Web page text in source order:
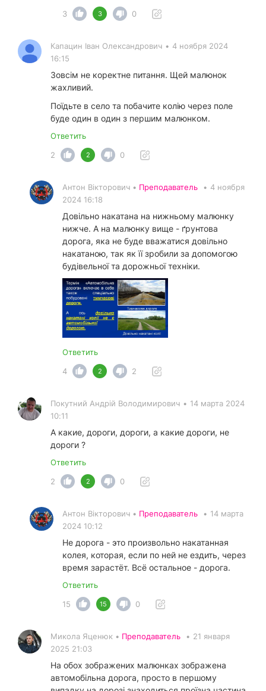
3
3 0
Капацин Іван Олександрович • 4 ноября 2024
16:15
Зовсім не коректне питання. Щей малюнок
жахливий.
Поїдьте в село та побачите колію через поле
буде один в один з першим малюнком.
Ответить
2
2 0
Антон Вікторович • Преподаватель • 4 ноября
2024 16:18
Довільно накатана на нижньому малюнку
нижче. А на малюнку вище - ґрунтова
дорога, яка не буде вважатися довільно
накатаною, так як її зробили за допомогою
будівельної та дорожньої техніки.
Ответить
4
2 2
Покутний Андрiй Володимирович • 14 марта 2024
10:11
А какие, дороги, дороги, а какие дороги, не
дороги ?
Ответить
2
2 0
Антон Вікторович • Преподаватель • 14 марта
2024 10:12
Не дорога - это произвольно накатанная
колея, которая, если по ней не ездить, через
время зарастёт. Всё остальное - дорога.
Ответить
15
15 0
Микола Яценюк • Преподаватель • 21 января
2025 21:03
На обох зображених малюнках зображена
автомобільна дорога, просто в першому